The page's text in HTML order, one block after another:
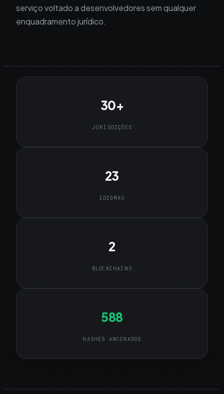
serviço voltado a desenvolvedores sem qualquer
enquadramento jurídico.
30+
JURISDIÇÕES
23
IDIOMAS
2
BLOCKCHAINS
588
HASHES ANCORADOS